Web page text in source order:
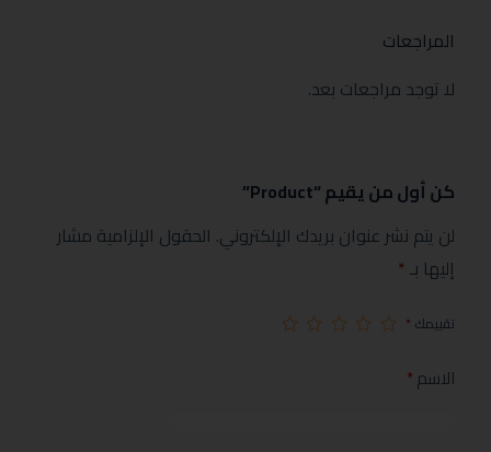
المراجعات
لا توجد مراجعات بعد.
كن أول من يقيم “Product”
لن يتم نشر عنوان بريدك الإلكتروني. الحقول الإلزامية مشار
إليها بـ*
تقييمك *
الاسم*